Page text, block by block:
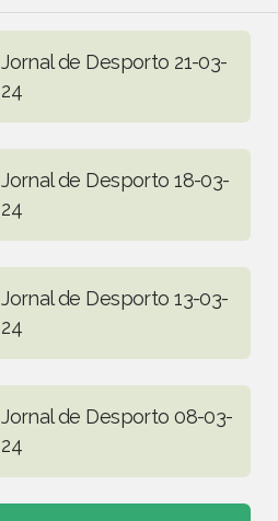
Jornal de Desporto 21-03-
24
Jornal de Desporto 18-03-
24
Jornal de Desporto 13-03-
24
Jornal de Desporto 08-03-
24